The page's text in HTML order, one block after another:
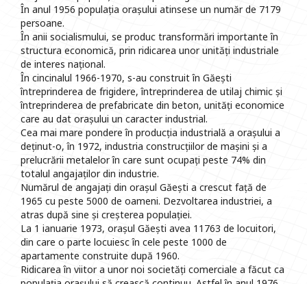
În anul 1956 populația orașului atinsese un număr de 7179
persoane.
În anii socialismului, se produc transformări importante în
structura economică, prin ridicarea unor unități industriale
de interes național.
În cincinalul 1966-1970, s-au construit în Găești
întreprinderea de frigidere, întreprinderea de utilaj chimic și
întreprinderea de prefabricate din beton, unități economice
care au dat orașului un caracter industrial.
Cea mai mare pondere în producția industrială a orașului a
deținut-o, în 1972, industria construcțiilor de mașini și a
prelucrării metalelor în care sunt ocupați peste 74% din
totalul angajaților din industrie.
Numărul de angajați din orașul Găești a crescut față de
1965 cu peste 5000 de oameni. Dezvoltarea industriei, a
atras după sine și creșterea populației.
La 1 ianuarie 1973, orașul Găești avea 11763 de locuitori,
din care o parte locuiesc în cele peste 1000 de
apartamente construite după 1960.
Ridicarea în viitor a unor noi societăți comerciale a făcut ca